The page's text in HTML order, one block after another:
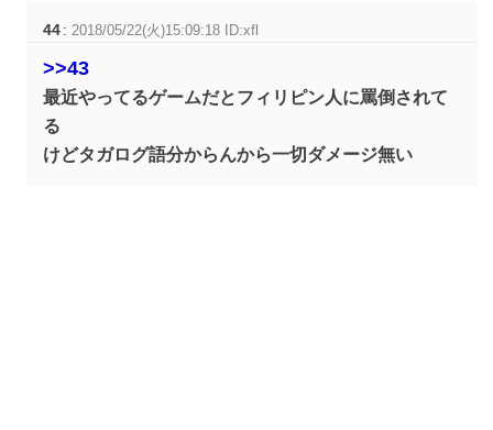
44 : 2018/05/22(火)15:09:18 ID:xfl
>>43
最近やってるゲームだとフィリピン人に罵倒されて
る
けどタガログ語分からんから一切ダメージ無い